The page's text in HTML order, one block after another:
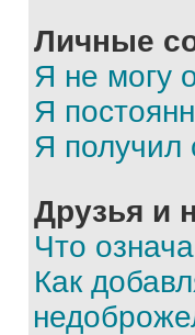
Личные
Я не могу
Я
Я получил
Друзья и
Что
Как